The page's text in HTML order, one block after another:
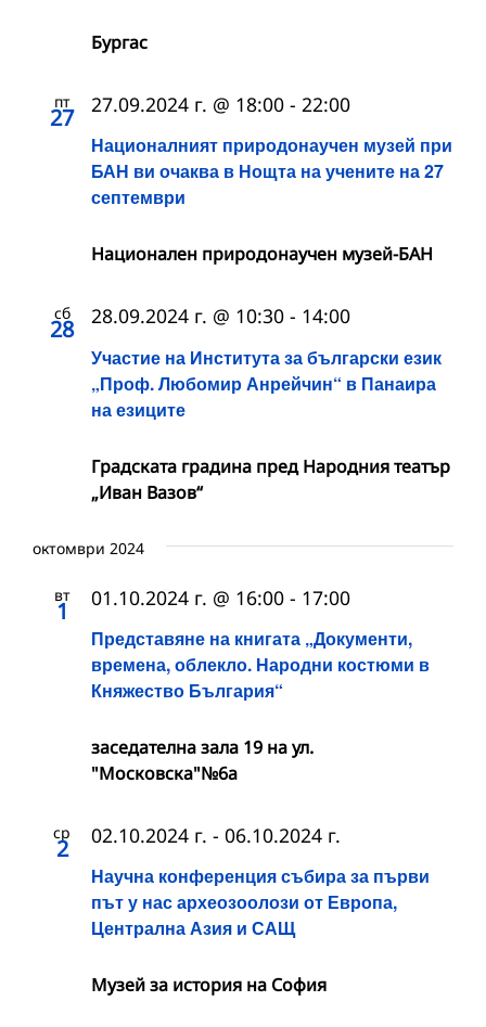
Бургас
пт
27
Националният природонаучен музей при
БАН ви очаква в Нощта на учените на 27
септември
27.09.2024 г. @ 18:00 - 22:00
Национален природонаучен музей-БАН
сб
28
Участие на Института за български език
„Проф. Любомир Анрейчин“ в Панаира
на езиците
28.09.2024 г. @ 10:30 - 14:00
Градската градина пред Народния театър
„Иван Вазов“
октомври 2024
вт
1
Представяне на книгата „Документи,
времена, облекло. Народни костюми в
Княжество България“
01.10.2024 г. @ 16:00 - 17:00
заседателна зала 19 на ул.
"Московска"№6а
ср
2
Научна конференция събира за първи
път у нас археозоолози от Европа,
Централна Азия и САЩ
02.10.2024 г. - 06.10.2024 г.
Музей за история на София